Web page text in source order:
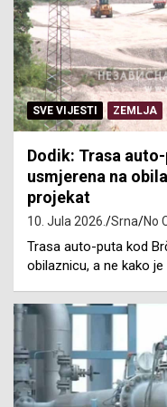
SVE VIJESTI ZEMLJA
Dodik: Trasa
usmjerena na
projekat
10. Jula 2026. Srna No
Trasa auto-puta kod
obilaznicu, a ne kako